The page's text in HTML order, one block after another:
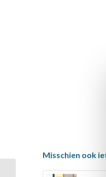
Misschien ook